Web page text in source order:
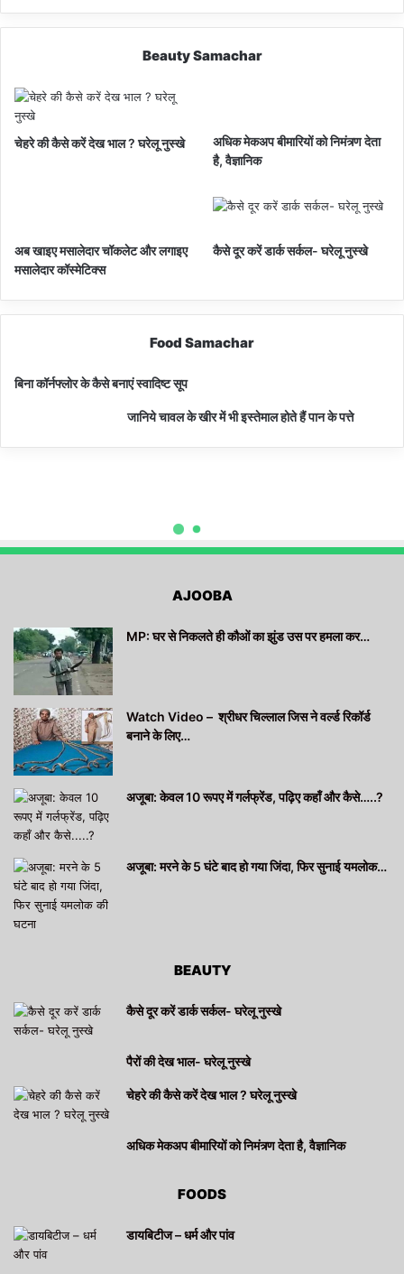
Beauty Samachar
चेहरे की कैसे करें देख भाल ? घरेलू नुस्खे
अधिक मेकअप बीमारियों को निमंत्र्ण देता
है, वैज्ञानिक
अब खाइए मसालेदार चॉकलेट और लगाइए
मसालेदार कॉस्‍मेटिक्‍स
कैसे दूर करें डार्क सर्कल- घरेलू नुस्खे
Food Samachar
बिना कॉर्नफ्लोर के कैसे बनाएं स्वादिष्ट सूप
जानिये चावल के खीर में भी इस्तेमाल होते हैं पान के पत्ते
AJOOBA
MP: घर से निकलते ही कौओं का झुंड उस पर हमला कर…
Watch Video – श्रीधर चिल्लाल जिस ने वर्ल्ड रिकॉर्ड
बनाने के लिए…
अजूबा: केवल 10 रूपए में गर्लफ्रेंड, पढ़िए कहाँ और कैसे…..?
अजूबा: मरने के 5 घंटे बाद हो गया जिंदा, फिर सुनाई यमलोक…
BEAUTY
कैसे दूर करें डार्क सर्कल- घरेलू नुस्खे
पैरों की देख भाल- घरेलू नुस्खे
चेहरे की कैसे करें देख भाल ? घरेलू नुस्खे
अधिक मेकअप बीमारियों को निमंत्र्ण देता है, वैज्ञानिक
FOODS
डायबिटीज – धर्म और पांव